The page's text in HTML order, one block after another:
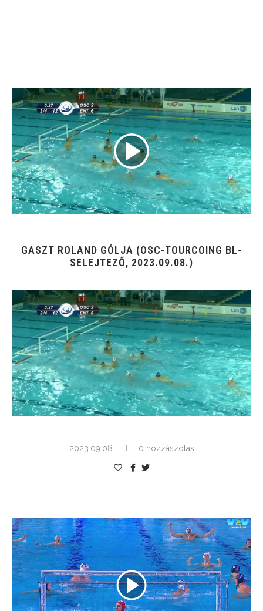
GASZT ROLAND GÓLJA (OSC-TOURCOING BL-
SELEJTEZŐ, 2023.09.08.)
2023.09.08. 0 hozzászólás